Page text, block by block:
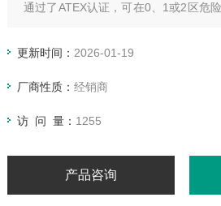
通过了ATEX认证，可在0、1或2区危
更新时间： 2026-01-19
厂商性质： 经销商
访 问 量： 1255
产品咨询